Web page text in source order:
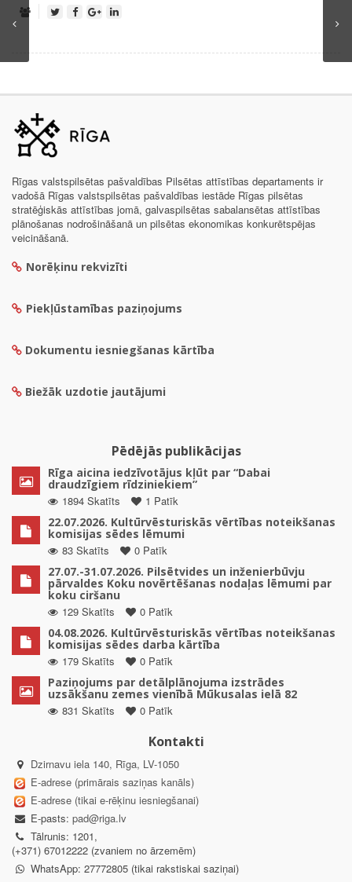
Rīgas valstspilsētas pašvaldības Pilsētas attīstības departaments ir
vadošā Rīgas valstspilsētas pašvaldības iestāde Rīgas pilsētas
stratēģiskās attīstības jomā, galvaspilsētas sabalansētas attīstības
plānošanas nodrošināšanā un pilsētas ekonomikas konkurētspējas
veicināšanā.
Norēķinu rekvizīti
Piekļūstamības paziņojums
Dokumentu iesniegšanas kārtība
Biežāk uzdotie jautājumi
Pēdējās publikācijas
Rīga aicina iedzīvotājus kļūt par “Dabai
draudzīgiem rīdziniekiem”
1894 Skatīts
1 Patīk
22.07.2026. Kultūrvēsturiskās vērtības noteikšanas
komisijas sēdes lēmumi
83 Skatīts
0 Patīk
27.07.-31.07.2026. Pilsētvides un inženierbūvju
pārvaldes Koku novērtēšanas nodaļas lēmumi par
koku ciršanu
129 Skatīts
0 Patīk
04.08.2026. Kultūrvēsturiskās vērtības noteikšanas
komisijas sēdes darba kārtība
179 Skatīts
0 Patīk
Paziņojums par detālplānojuma izstrādes
uzsākšanu zemes vienībā Mūkusalas ielā 82
831 Skatīts
0 Patīk
Kontakti
Dzirnavu iela 140, Rīga, LV-1050
E-adrese (primārais saziņas kanāls)
E-adrese (tikai e-rēķinu iesniegšanai)
E-pasts: pad@riga.lv
Tālrunis: 1201,
(+371) 67012222 (zvaniem no ārzemēm)
WhatsApp: 27772805 (tikai rakstiskai saziņai)